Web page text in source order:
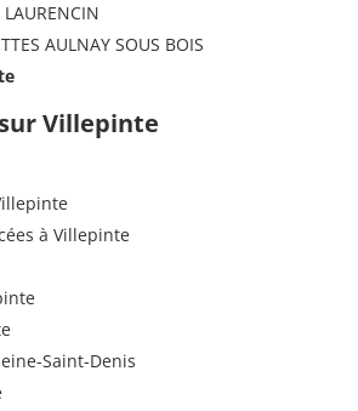
LAURENCIN
AULNAY SOUS BOIS
Villepinte
à Villepinte
Saint-Denis